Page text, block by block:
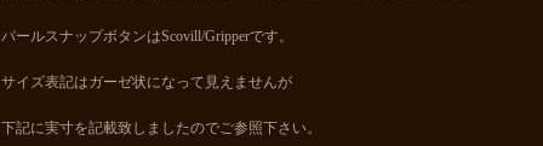
パールスナップボタンはScovill/Gripperです。
サイズ表記はガーゼ状になって見えませんが
下記に実寸を記載致しましたのでご参照下さい。